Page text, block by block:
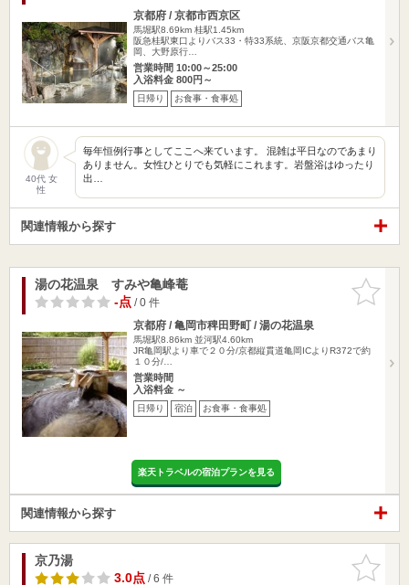
京都府 / 京都市西京区
馬堀駅8.69km 桂駅1.45km
阪急桂駅東口よりバス33・特33系統、京阪京都交通バス亀
岡、大野原行…
営業時間 10:00～25:00
入浴料金 800円～
日帰り お食事・食事処
40代 女
性
毎年恒例行事としてここへ来ています。 混雑は平日なのであまり
ありません。女性ひとりでも気軽にこれます。岩盤浴はゆったり
出…
関連情報から探す
お気に入
りに追加
湯の花温泉 すみや亀峰菴
-点/ 0 件
京都府 / 亀岡市稗田野町 / 湯の花温泉
馬堀駅8.86km 並河駅4.60km
JR亀岡駅より車で２０分/京都縦貫道亀岡ICよりR372で約
１０分/…
営業時間
入浴料金 ～
日帰り 宿泊 お食事・食事処
楽天トラベルの宿泊プランを見る
関連情報から探す
お気に入
りに追加
京乃湯
3.0点/ 6 件